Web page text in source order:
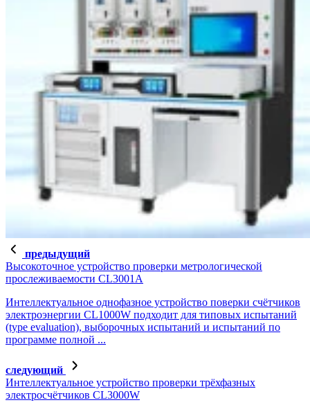
предыдущий
Высокоточное устройство проверки метрологической
прослеживаемости CL3001A
Интеллектуальное однофазное устройство поверки счётчиков
электроэнергии CL1000W подходит для типовых испытаний
(type evaluation), выборочных испытаний и испытаний по
программе полной ...
следующий
Интеллектуальное устройство проверки трёхфазных
электросчётчиков CL3000W